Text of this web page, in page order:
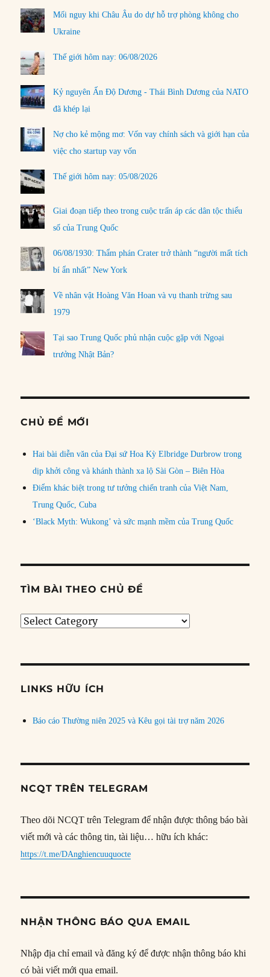
Mối nguy khi Châu Âu do dự hỗ trợ phòng không cho
Ukraine
Thế giới hôm nay: 06/08/2026
Kỷ nguyên Ấn Độ Dương - Thái Bình Dương của NATO
đã khép lại
Nợ cho kẻ mộng mơ: Vốn vay chính sách và giới hạn của
việc cho startup vay vốn
Thế giới hôm nay: 05/08/2026
Giai đoạn tiếp theo trong cuộc trấn áp các dân tộc thiểu
số của Trung Quốc
06/08/1930: Thẩm phán Crater trở thành “người mất tích
bí ẩn nhất” New York
Về nhân vật Hoàng Văn Hoan và vụ thanh trừng sau
1979
Tại sao Trung Quốc phủ nhận cuộc gặp với Ngoại
trưởng Nhật Bản?
CHỦ ĐỀ MỚI
Hai bài diễn văn của Đại sứ Hoa Kỳ Elbridge Durbrow trong
dịp khởi công và khánh thành xa lộ Sài Gòn – Biên Hòa
Điểm khác biệt trong tư tưởng chiến tranh của Việt Nam,
Trung Quốc, Cuba
‘Black Myth: Wukong’ và sức mạnh mềm của Trung Quốc
TÌM BÀI THEO CHỦ ĐỀ
Tìm
đề
LINKS HỮU ÍCH
Báo cáo Thường niên 2025 và Kêu gọi tài trợ năm 2026
NCQT TRÊN TELEGRAM
Theo dõi NCQT trên Telegram để nhận được thông báo bài
viết mới và các thông tin, tài liệu… hữu ích khác:
https://t.me/DAnghiencuuquocte
NHẬN THÔNG BÁO QUA EMAIL
Nhập địa chỉ email và đăng ký để được nhận thông báo khi
có bài viết mới qua email.